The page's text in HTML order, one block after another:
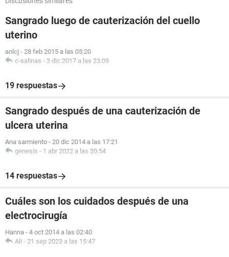
Sangrado luego de cauterización del cuello
uterino
anlcj - 28 feb 2015 a las 05:20
c-salinas - 3 dic 2017 a las 23:09
19 respuestas
Sangrado después de una cauterización de
ulcera uterina
Ana sarmiento - 20 dic 2014 a las 17:21
genesis - 1 abr 2022 a las 20:54
14 respuestas
Cuáles son los cuidados después de una
electrocirugía
Hanna - 4 oct 2014 a las 02:40
Ali - 21 sep 2023 a las 15:47